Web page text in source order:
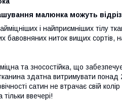
малюнка можуть
і найприємніших тілу
бавовняних ниток вищих сортів,
та зносостійка, що
здатна витримувати
сатин не втрачає свій
ввечері!